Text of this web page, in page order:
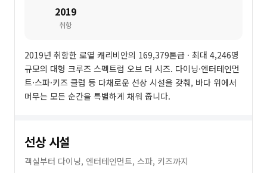
2019
취항
2019년 취항한 로열 캐리비안의 169,379톤급 · 최대 4,246명
규모의 대형 크루즈 스펙트럼 오브 더 시즈. 다이닝·엔터테인먼
트·스파·키즈 클럽 등 다채로운 선상 시설을 갖춰, 바다 위에서
머무는 모든 순간을 특별하게 채워 줍니다.
선상 시설
객실부터 다이닝, 엔터테인먼트, 스파, 키즈까지